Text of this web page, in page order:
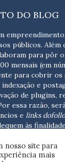
DO BLOG
públicos. Além
para pôr
mensais (em
para cobrir os
e
de plugins,
essa razão,
e links
às
nosso site para
mais